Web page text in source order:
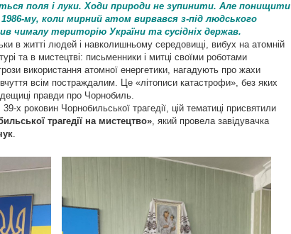
поля і луки. Ходи природи не зупинити. Але понищити
му, коли мирний атом вирвався з-під людського
чималу територію України та сусідніх держав.
в житті людей і навколишньому середовищі, вибух на атомній
та в мистецтві: письменники і митці своїми роботами
використання атомної енергетики, нагадують про жахи
всім постраждалим. Це «літописи катастрофи», без яких
дещиці правди про Чорнобиль.
х роковин Чорнобильської трагедії, цій тематиці присвятили
трагедії на мистецтво», який провела завідувачка
.